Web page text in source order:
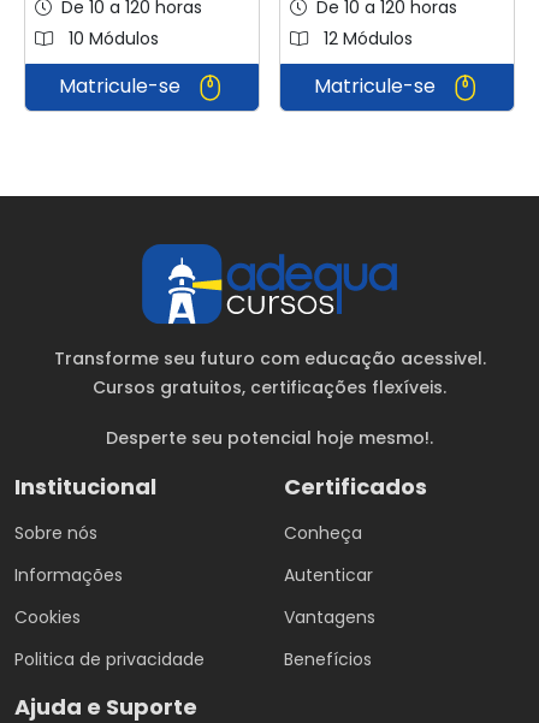
De 10 a 120 horas
10 Módulos
Matricule-se
De 10 a 120 horas
12 Módulos
Matricule-se
Transforme seu futuro com educação acessivel.
Cursos gratuitos, certificações flexíveis.
Desperte seu potencial hoje mesmo!.
Institucional
Sobre nós
Informações
Cookies
Politica de privacidade
Certificados
Conheça
Autenticar
Vantagens
Benefícios
Ajuda e Suporte